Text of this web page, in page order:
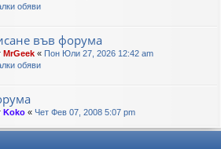
обяви
във форума
MrGeek « Пон Юли 27, 2026 12:42 am
обяви
Koko « Чет Фев 07, 2008 5:07 pm